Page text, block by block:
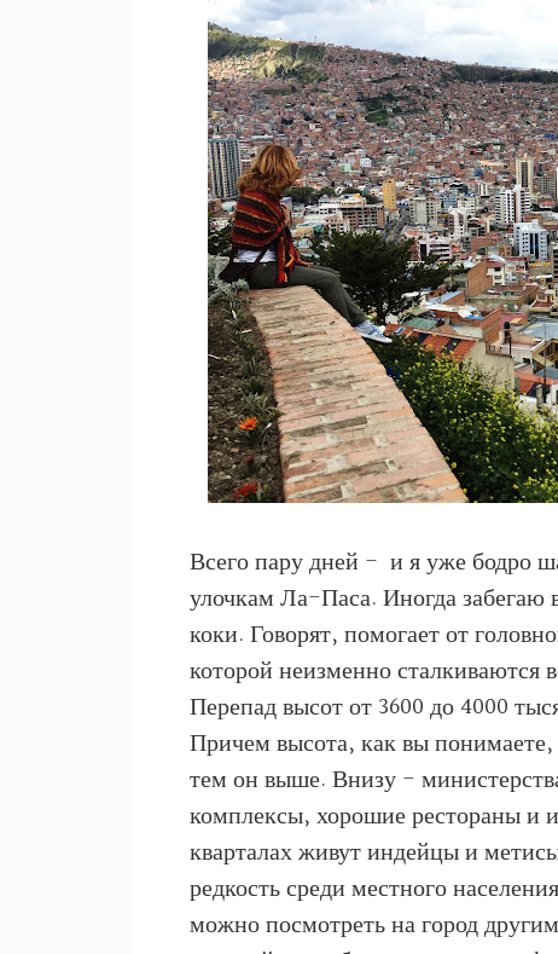
Всего пару дней - и я уже бодро
улочкам Ла-Паса. Иногда забегаю
коки. Говорят, помогает от
которой неизменно сталкиваются
Перепад высот от 3600 до 4000
Причем высота, как вы понимаете,
тем он выше. Внизу -
комплексы, хорошие рестораны и
кварталах живут индейцы и
редкость среди местного
можно посмотреть на город